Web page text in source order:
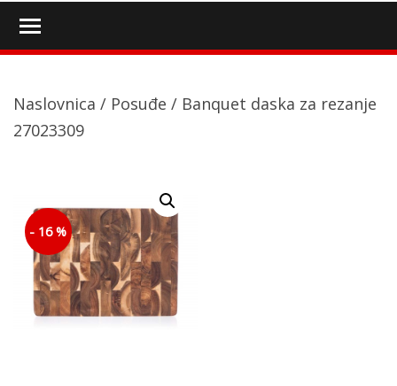
Naslovnica / Posuđe / Banquet daska za rezanje
27023309
- 16 %